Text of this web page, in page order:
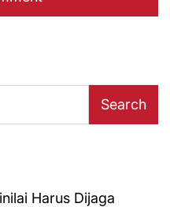
Search
Harus Dijaga